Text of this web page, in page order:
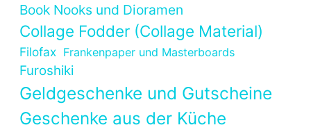
Book Nooks und Dioramen
Collage Fodder (Collage Material)
Filofax Frankenpaper und Masterboards
Furoshiki
Geldgeschenke und Gutscheine
Geschenke aus der Küche